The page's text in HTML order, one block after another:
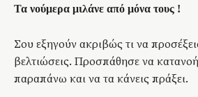
Τα νούμερα μιλάνε από μόνα τους !
Σου εξηγούν ακριβώς τι να
βελτιώσεις. Προσπάθησε να
παραπάνω και να τα κάνεις πράξει.